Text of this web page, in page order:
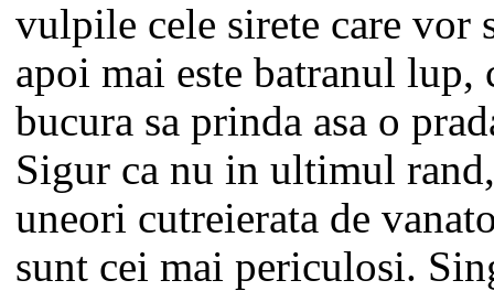
vulpile cele sirete care vor
apoi mai este batranul lup,
bucura sa prinda asa o
Sigur ca nu in ultimul
uneori cutreierata de
sunt cei mai periculosi.